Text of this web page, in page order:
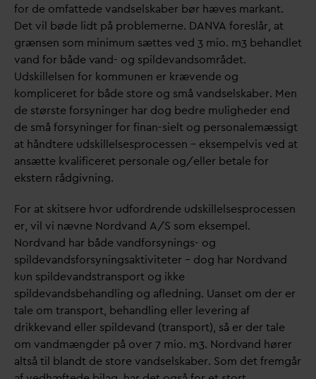
for de omfattede vandselskaber bør hæves markant.
Det vil bøde lidt på problemerne. DANVA foreslår, at
grænsen som minimum sættes ved 3 mio. m3 behandlet
vand for både vand- og spildevandsområdet.
Udskillelsen for kommunen er krævende og
kompliceret for både store og små vandselskaber. Men
de største forsyninger har dog bedre muligheder end
de små forsyninger for finan-sielt og personalemæssigt
at håndtere udskillelsesprocessen – eksempelvis ved at
ansætte kvalificeret personale og/eller betale for
ekstern rådgivning.
For at skitsere hvor udfordrende udskillelsesprocessen
er, vil vi nævne Nordvand A/S som eksempel.
Nordvand har både vandforsynings- og
spildevandsforsyningsaktiviteter – dog har Nordvand
kun spildevandstransport og ikke
spildevandsbehandling og afledning. Uanset om der er
tale om transport, behandling eller levering af
drikkevand eller spildevand (transport), så er der tale
om vandmængder på over 7 mio. m3. Nordvand hører
altså til blandt de store vandselskaber. Som det fremgår